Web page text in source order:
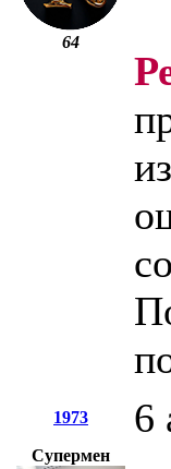
64
1973 6
Супермен